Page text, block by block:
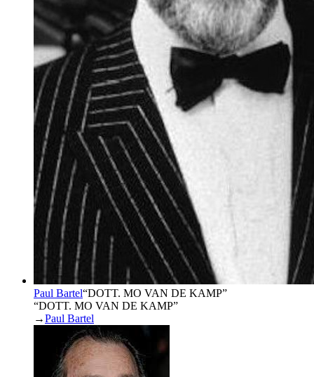
Paul Bartel“DOTT. MO VAN DE KAMP”
“DOTT. MO VAN DE KAMP”
→Paul Bartel